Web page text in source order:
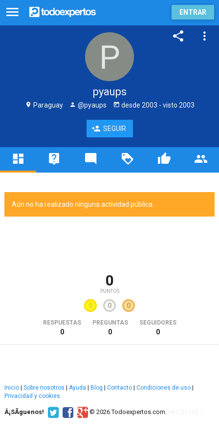
ENTRAR
pyaups
Paraguay @pyaups desde 2003 - visto 2003
SEGUIR
Aún no ha realizado ninguna actividad pública.
0
PUNTOS
0 0 0
RESPUESTAS
0
PREGUNTAS
0
SEGUIDORES
0
Inicio Sobre nosotros Ayuda Blog Contacto Condiciones de uso
Privacidad y cookies
Â¡SÃ­guenos! © 2026 Todoexpertos.com.